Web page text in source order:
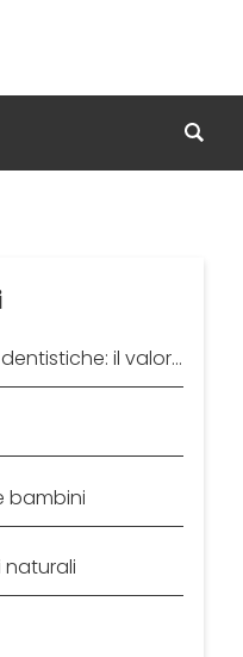
Il comfort nelle cure dentistiche: il valore delle poltrone
bambini